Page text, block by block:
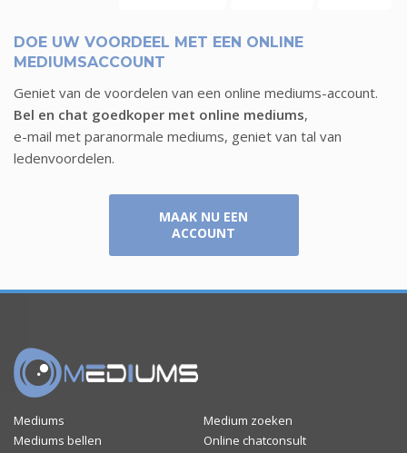
DOE UW VOORDEEL MET EEN ONLINE
MEDIUMSACCOUNT
Geniet van de voordelen van een online mediums-account.
Bel en chat goedkoper met online mediums,
e-mail met paranormale mediums, geniet van tal van
ledenvoordelen.
MAAK NU EEN
ACCOUNT
Mediums
Medium zoeken
Mediums bellen
Online chatconsult